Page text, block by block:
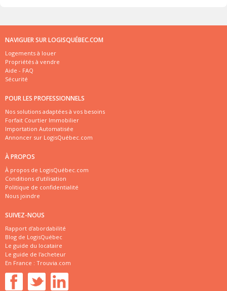
NAVIGUER SUR LOGISQUÉBEC.COM
Logements à louer
Propriétés à vendre
Aide - FAQ
Sécurité
POUR LES PROFESSIONNELS
Nos solutions adaptées à vos besoins
Forfait Courtier Immobilier
Importation Automatisée
Annoncer sur LogisQuébec.com
À PROPOS
À propos de LogisQuébec.com
Conditions d'utilisation
Politique de confidentialité
Nous joindre
SUIVEZ-NOUS
Rapport d'abordabilité
Blog de LogisQuébec
Le guide du locataire
Le guide de l'acheteur
En France : Trouvia.com